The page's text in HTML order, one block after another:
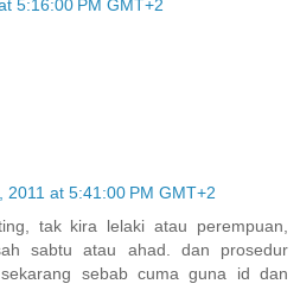
5:16:00 PM GMT+2
2011 at 5:41:00 PM GMT+2
tak kira lelaki atau perempuan,
sabtu atau ahad. dan prosedur
sebab cuma guna id dan